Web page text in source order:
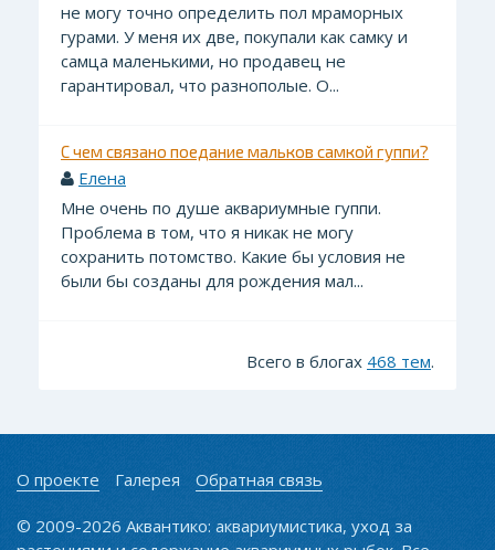
не могу точно определить пол мраморных
гурами. У меня их две, покупали как самку и
самца маленькими, но продавец не
гарантировал, что разнополые. О...
С чем связано поедание мальков самкой гуппи?
Елена
Мне очень по душе аквариумные гуппи.
Проблема в том, что я никак не могу
сохранить потомство. Какие бы условия не
были бы созданы для рождения мал...
Всего в блогах 468 тем.
О проекте Галерея Обратная связь
© 2009-2026 Аквантико: аквариумистика, уход за